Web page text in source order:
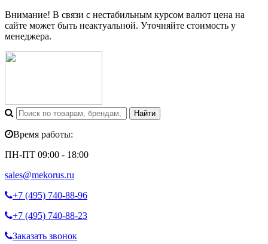
Внимание! В связи с нестабильным курсом валют цена на
сайте может быть неактуальной. Уточняйте стоимость у
менеджера.
Время работы:
ПН-ПТ 09:00 - 18:00
sales@mekorus.ru
+7 (495) 740-88-96
+7 (495) 740-88-23
Заказать звонок